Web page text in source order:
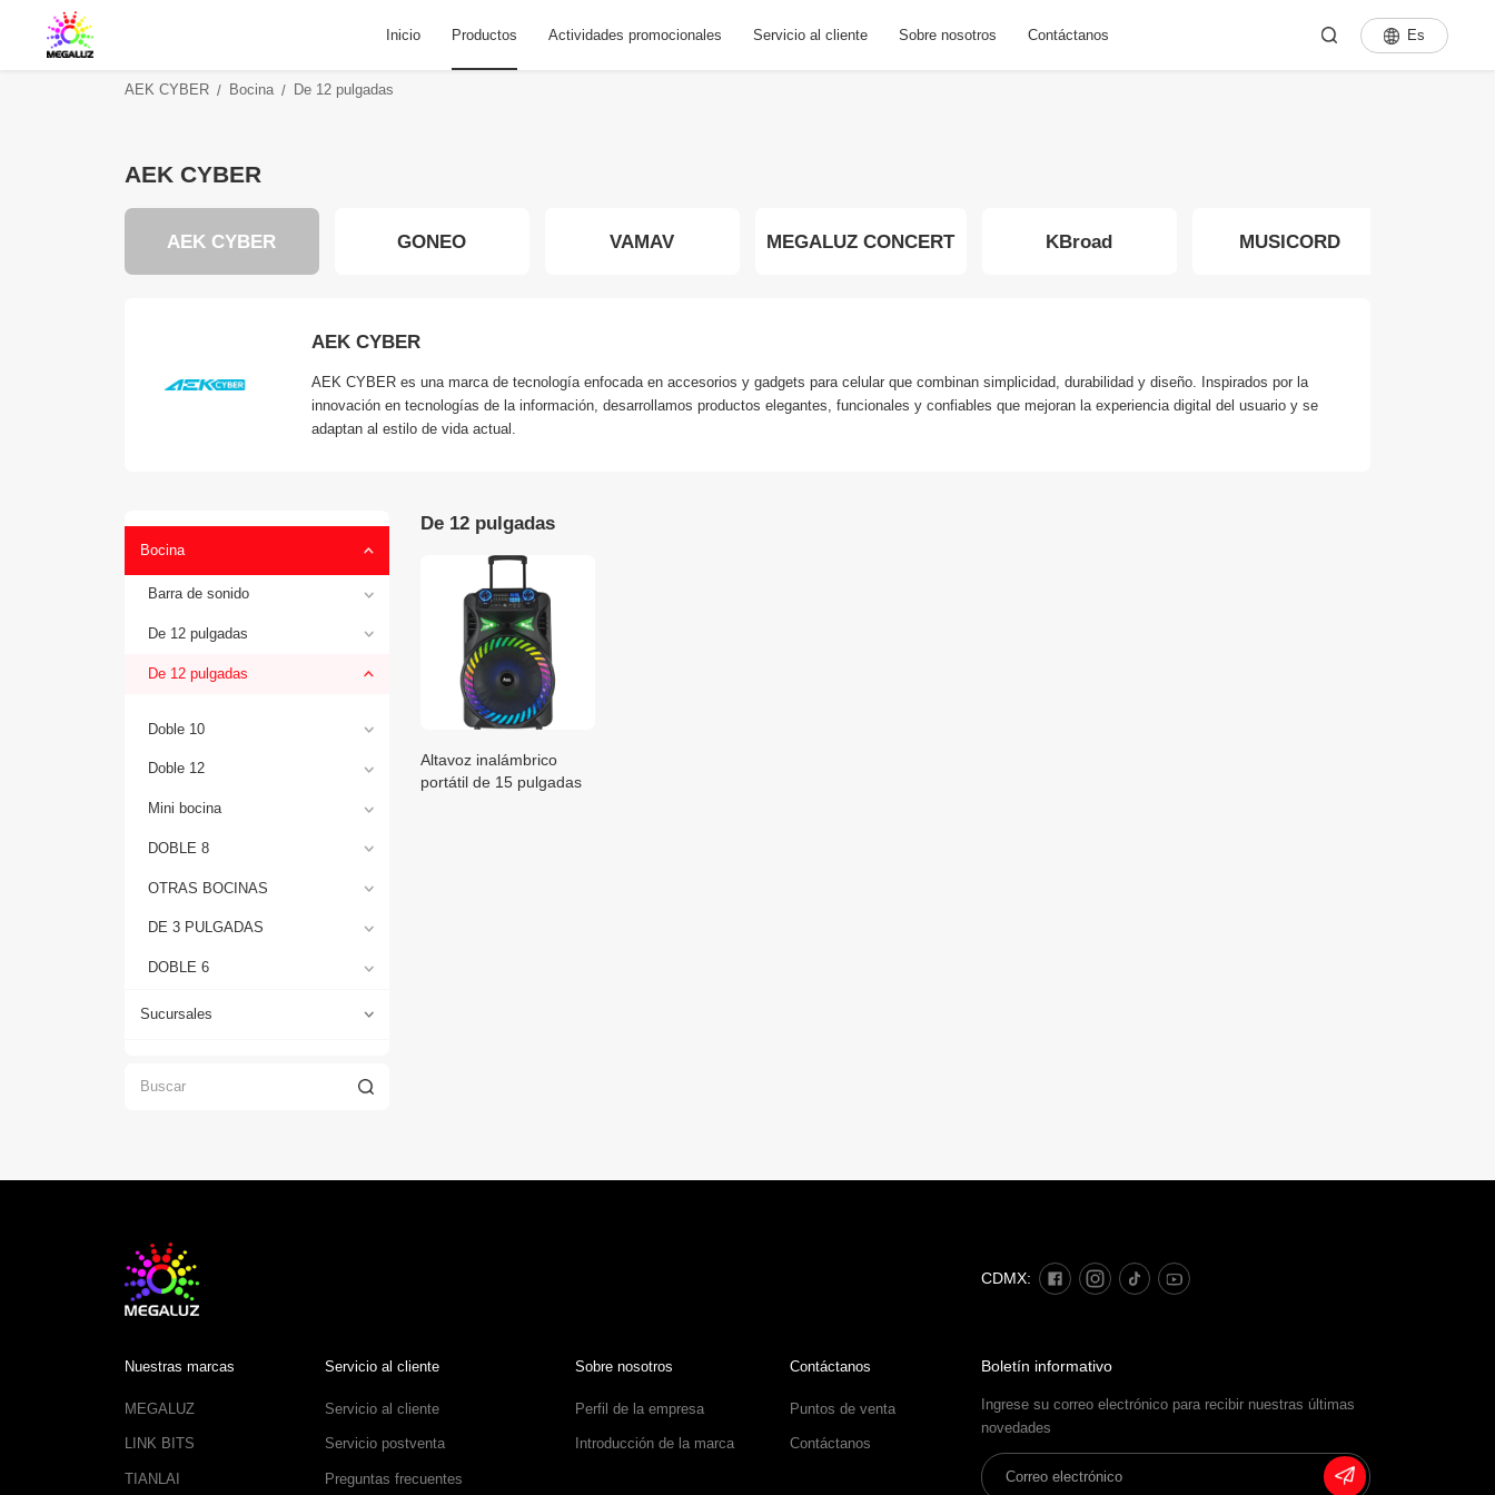
Inicio Productos Actividades promocionales Servicio al cliente Sobre nosotros Contáctanos Es
AEK CYBER Bocina De 12 pulgadas
AEK CYBER
AEK CYBER GONEO VAMAV MEGALUZ CONCERT KBroad MUSICORD
AEK CYBER
AEK CYBER es una marca de tecnología enfocada en accesorios y gadgets para celular que combinan simplicidad, durabilidad y diseño. Inspirados por la
innovación en tecnologías de la información, desarrollamos productos elegantes, funcionales y confiables que mejoran la experiencia digital del usuario y se
adaptan al estilo de vida actual.
Bocina
Barra de sonido
De 12 pulgadas
De 12 pulgadas
Doble 10
Doble 12
Mini bocina
DOBLE 8
OTRAS BOCINAS
DE 3 PULGADAS
DOBLE 6
Sucursales
De 12 pulgadas
Altavoz inalámbrico
portátil de 15 pulgadas
CDMX:
Nuestras marcas
MEGALUZ
LINK BITS
TIANLAI
Servicio al cliente
Servicio al cliente
Servicio postventa
Preguntas frecuentes
Sobre nosotros
Perfil de la empresa
Introducción de la marca
Contáctanos
Puntos de venta
Contáctanos
Boletín informativo
Ingrese su correo electrónico para recibir nuestras últimas
novedades